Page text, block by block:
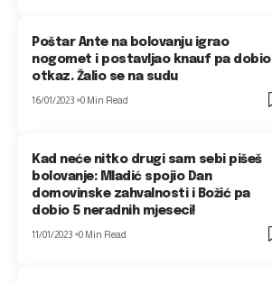
Poštar Ante na bolovanju igrao
nogomet i postavljao knauf pa dobio
otkaz. Žalio se na sudu
16/01/2023 0 Min Read
Kad neće nitko drugi sam sebi pišeš
bolovanje: Mladić spojio Dan
domovinske zahvalnosti i Božić pa
dobio 5 neradnih mjeseci!
11/01/2023 0 Min Read